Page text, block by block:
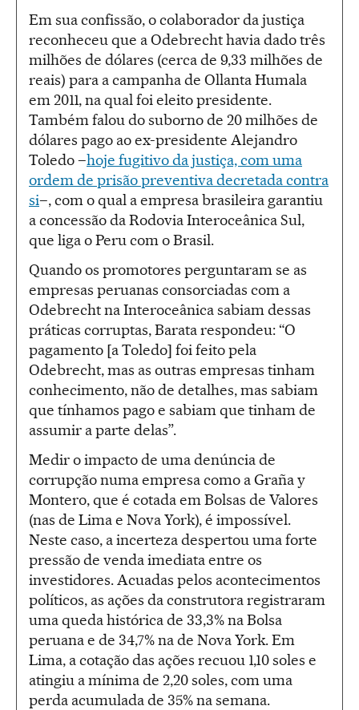
Em sua confissão, o colaborador da justiça
reconheceu que a Odebrecht havia dado três
milhões de dólares (cerca de 9,33 milhões de
reais) para a campanha de Ollanta Humala
em 2011, na qual foi eleito presidente.
Também falou do suborno de 20 milhões de
dólares pago ao ex-presidente Alejandro
Toledo –hoje fugitivo da justiça, com uma
ordem de prisão preventiva decretada contra
si–, com o qual a empresa brasileira garantiu
a concessão da Rodovia Interoceânica Sul,
que liga o Peru com o Brasil.
Quando os promotores perguntaram se as
empresas peruanas consorciadas com a
Odebrecht na Interoceânica sabiam dessas
práticas corruptas, Barata respondeu: “O
pagamento [a Toledo] foi feito pela
Odebrecht, mas as outras empresas tinham
conhecimento, não de detalhes, mas sabiam
que tínhamos pago e sabiam que tinham de
assumir a parte delas”.
Medir o impacto de uma denúncia de
corrupção numa empresa como a Graña y
Montero, que é cotada em Bolsas de Valores
(nas de Lima e Nova York), é impossível.
Neste caso, a incerteza despertou uma forte
pressão de venda imediata entre os
investidores. Acuadas pelos acontecimentos
políticos, as ações da construtora registraram
uma queda histórica de 33,3% na Bolsa
peruana e de 34,7% na de Nova York. Em
Lima, a cotação das ações recuou 1,10 soles e
atingiu a mínima de 2,20 soles, com uma
perda acumulada de 35% na semana.